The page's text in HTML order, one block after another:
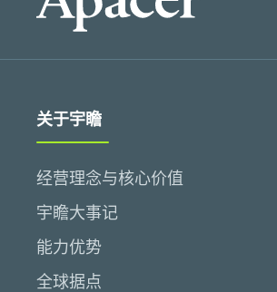
关于宇瞻
经营理念与核心价值
宇瞻大事记
能力优势
全球据点